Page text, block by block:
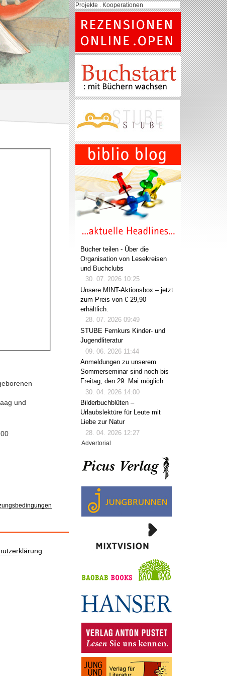
und
Projekte . Kooperationen
Bücher teilen - Über die
Organisation von Lesekreisen
und Buchclubs
30. 07. 2026 10:25
Unsere MINT-Aktionsbox – jetzt
zum Preis von € 29,90
erhältlich.
28. 07. 2026 09:49
STUBE Fernkurs Kinder- und
Jugendliteratur
09. 06. 2026 11:44
Anmeldungen zu unserem
Sommerseminar sind noch bis
Freitag, den 29. Mai möglich
30. 04. 2026 14:00
Bilderbuchblüten –
Urlaubslektüre für Leute mit
Liebe zur Natur
28. 04. 2026 12:27
Advertorial